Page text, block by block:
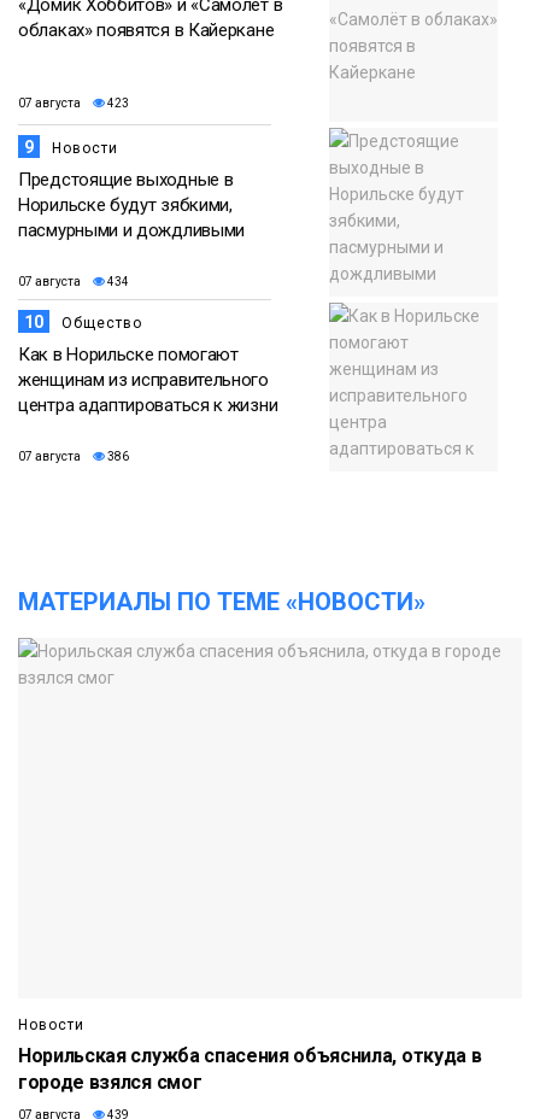
«Домик Хоббитов» и «Самолёт в
облаках» появятся в Кайеркане
07 августа 423
9 Новости
Предстоящие выходные в
Норильске будут зябкими,
пасмурными и дождливыми
07 августа 434
10 Общество
Как в Норильске помогают
женщинам из исправительного
центра адаптироваться к жизни
07 августа 386
МАТЕРИАЛЫ ПО ТЕМЕ «НОВОСТИ»
Новости
Норильская служба спасения объяснила, откуда в
городе взялся смог
07 августа 439